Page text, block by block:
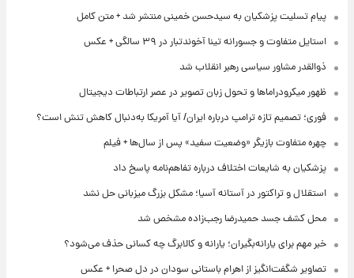
پیام تسلیت پزشکیان به سیدحسن خمینی منتشر شد + متن کامل
استایل متفاوت و جسورانه تینا آخوندتبار در ۳۹ سالگی + عکس
ذوالقدر مشاور سیاسی رهبر انقلاب شد
ظهور میکرودراماها و تحول زبان تصویر در عصر ارتباطات دیجیتال
فوری؛ تصمیم تازه ترامپ درباره ایران/ آیا آمریکا به‌دنبال کاهش تنش است؟
چهره متفاوت بازیگر «وضعیت سفید» پس از سال‌ها + فیلم
پزشکیان به شایعات اختلاف درباره تفاهم‌نامه پاسخ داد
استقلال و تراکتور در آستانه آسیا؛ مشکل بزرگ میزبانی حل نشد
محل کشف جسد حمیدرضا رجب‌زاده مشخص شد
خبر مهم برای یارانه‌بگیران؛ یارانه و کالابرگ چه کسانی حذف می‌شود؟
تصاویر شگفت‌انگیز از اهرام باستانی سودان در دل صحرا + عکس